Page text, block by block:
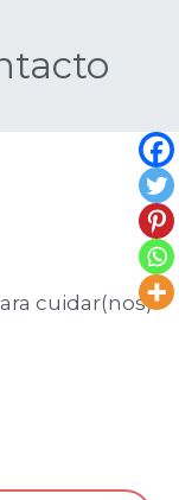
cuidar(nos)